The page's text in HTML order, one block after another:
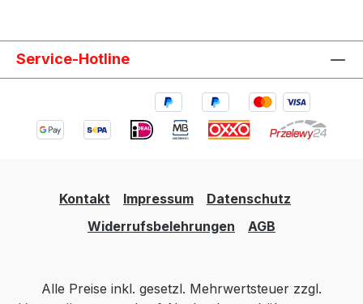
Service-Hotline
Kontakt Impressum
Datenschutz
Widerrufsbelehrungen
AGB
Alle Preise inkl. gesetzl. Mehrwertsteuer zzgl.